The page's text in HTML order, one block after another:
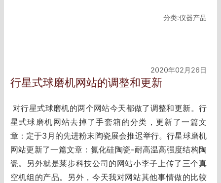
分类:仪器产品
2020年02月26日
行星式球磨机网站的调整和更新
对行星式球磨机的两个网站今天都做了调整和更新。行
星式球磨机网站去掉了手套箱的分类，更新了一篇文
章：定于3月的先进粉末陶瓷展会推迟举行。行星球磨机
网站更新了一篇文章：氮化硅陶瓷-耐高温高强度结构陶
瓷。另外就是莱步科技公司的网站小李子上传了三个真
空机组的产品。另外，今天我对网站其他事情做的比较